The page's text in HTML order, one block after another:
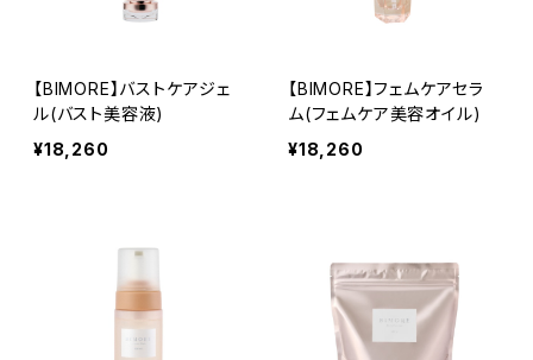
【BIMORE】バストケアジェ
ル(バスト美容液)
¥18,260
【BIMORE】フェムケアセラ
ム(フェムケア美容オイル)
¥18,260